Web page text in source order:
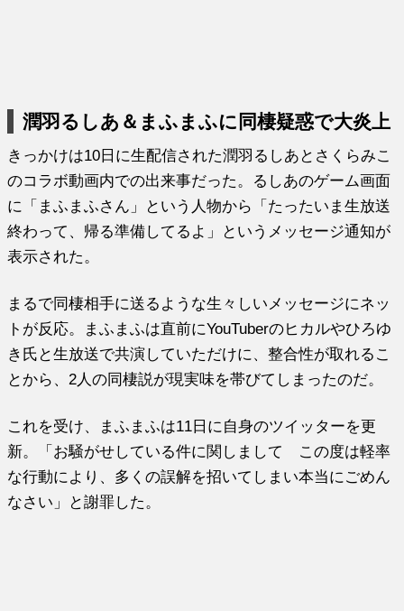
潤羽るしあ＆まふまふに同棲疑惑で大炎上
きっかけは10日に生配信された潤羽るしあとさくらみこ
のコラボ動画内での出来事だった。るしあのゲーム画面
に「まふまふさん」という人物から「たったいま生放送
終わって、帰る準備してるよ」というメッセージ通知が
表示された。
まるで同棲相手に送るような生々しいメッセージにネッ
トが反応。まふまふは直前にYouTuberのヒカルやひろゆ
き氏と生放送で共演していただけに、整合性が取れるこ
とから、2人の同棲説が現実味を帯びてしまったのだ。
これを受け、まふまふは11日に自身のツイッターを更
新。「お騒がせしている件に関しまして この度は軽率
な行動により、多くの誤解を招いてしまい本当にごめん
なさい」と謝罪した。